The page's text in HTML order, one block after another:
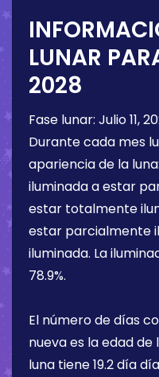
LUNAR
2028
Fase lunar: Julio 11,
Durante cada mes
apariencia de la
iluminada a estar
estar totalmente
estar parcialmente
iluminada. La
78.9%.
El número de días
nueva es la edad de
luna tiene19.2 día